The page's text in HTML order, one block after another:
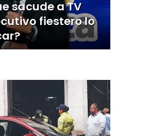
sacude a TV
fiestero lo